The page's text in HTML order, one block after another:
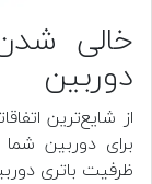
خالی
دوربین
از شایع‌ترین
برای دوربین
ظرفیت باتری